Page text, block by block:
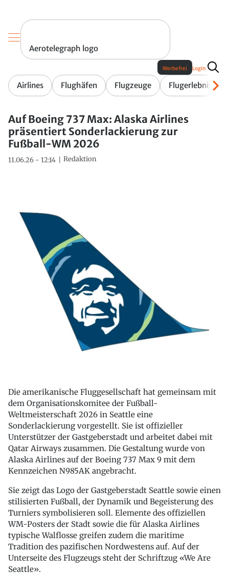
Aerotelegraph logo
Airlines Flughäfen Flugzeuge Flugerlebnis
Werbefrei Login
Auf Boeing 737 Max: Alaska Airlines
präsentiert Sonderlackierung zur
Fußball-WM 2026
11.06.26 - 12:14 Redaktion
Die amerikanische Fluggesellschaft hat gemeinsam mit
dem Organisationskomitee der Fußball-
Weltmeisterschaft 2026 in Seattle eine
Sonderlackierung vorgestellt. Sie ist offizieller
Unterstützer der Gastgeberstadt und arbeitet dabei mit
Qatar Airways zusammen. Die Gestaltung wurde von
Alaska Airlines auf der Boeing 737 Max 9 mit dem
Kennzeichen N985AK angebracht.
Sie zeigt das Logo der Gastgeberstadt Seattle sowie einen
stilisierten Fußball, der Dynamik und Begeisterung des
Turniers symbolisieren soll. Elemente des offiziellen
WM-Posters der Stadt sowie die für Alaska Airlines
typische Walflosse greifen zudem die maritime
Tradition des pazifischen Nordwestens auf. Auf der
Unterseite des Flugzeugs steht der Schriftzug «We Are
Seattle».